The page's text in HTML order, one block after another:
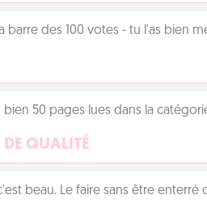
barre des 100 votes - tu l'as bien
bien 50 pages lues dans la
QUALITÉ
beau. Le faire sans être